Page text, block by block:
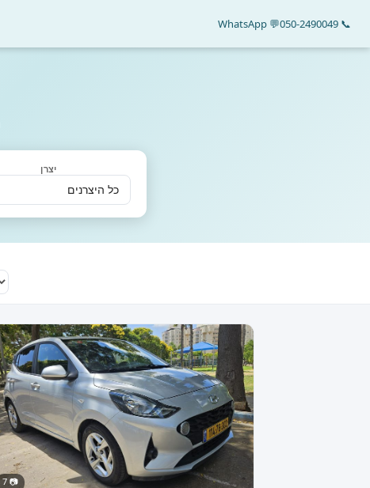
📞 050-2490049
💬 WhatsApp
יצרן
📷 7